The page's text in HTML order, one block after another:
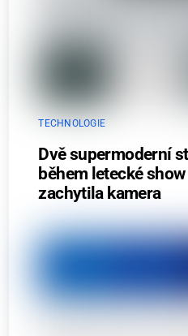
TECHNOLOGIE
Dvě supermoderní
během letecké
zachytila kamera